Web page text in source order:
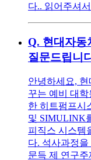
다.. 읽어주셔
Q. 현대자동
질문드립니
안녕하세요,
꾸는 예비 대
한 히트펌프시
및 SIMULINK
피직스 시스템
다. 석사과정
문득 제 연구